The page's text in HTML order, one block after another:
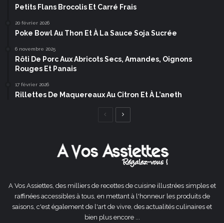
Petits Flans Brocolis Et Carré Frais
20 février 2026
Poke Bowl Au Thon Et À La Sauce Soja Sucrée
6 novembre 2025
Rôti De Porc Aux Abricots Secs, Amandes, Oignons
Rouges Et Panais
17 février 2026
Rillettes De Maquereaux Au Citron Et À L’aneth
Page
A Vos Assiettes, des milliers de recettes de cuisine illustrées simples et
raffinées accessibles à tous, en mettant à l'honneur les produits de
saisons, c'est également de l'art de vivre, des actualités culinaires et
bien plus encore ...